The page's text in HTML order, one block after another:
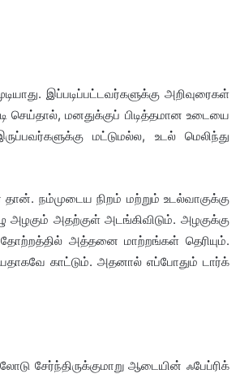
இப்படிப்பட்டவர்களுக்கு அறிவுரைகள்
மனதுக்குப் பிடித்தமான உடையை
மட்டுமல்ல, உடல் மெலிந்து
நம்முடைய நிறம் மற்றும் உடல்வாகுக்கு
அதற்குள் அடங்கிவிடும். அழகுக்கு
தோற்றத்தில் அத்தனை மாற்றங்கள் தெரியும்.
காட்டும். அதனால் எப்போதும் டார்க்
சேர்ந்திருக்குமாறு ஆடையின் ஃபேப்ரிக்